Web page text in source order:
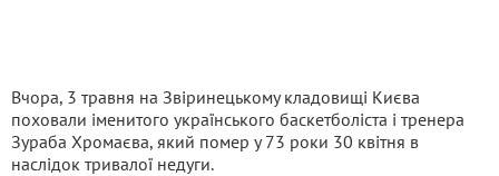
Вчора, 3 травня на Звіринецькому кладовищі Києва
поховали іменитого українського баскетболіста і тренера
Зураба Хромаєва, який помер у 73 роки 30 квітня в
наслідок тривалої недуги.